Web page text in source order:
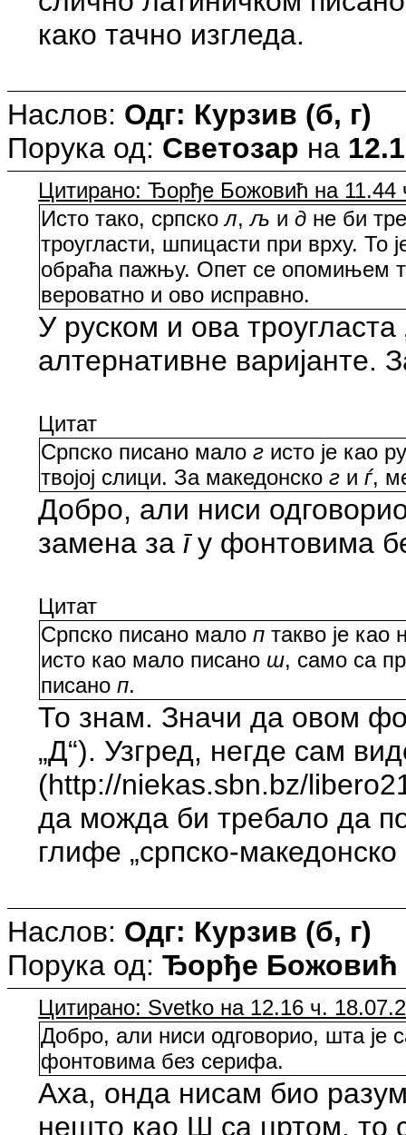
како тачно изгледа.
Наслов: Одг: Курзив (б, г)
Порука од: Светозар на
Цитирано: Ђорђе Божовић на 11.44
Исто тако, српскол,љ ид не би
троугласти, шпицасти при врху. То
обраћа пажњу. Опет се опомињем
вероватно и ово исправно.
У руском и ова троугласта
алтернативне варијанте.
Цитат
Српско писано малог исто је као
твојој слици. За македонског иѓ,
Добро, али ниси
замена заīу фонтовима
Цитат
Српско писано малоп такво је као
исто као мало писано ш, само са
писаноп.
То знам. Значи да овом
„Д“). Узгред, негде сам
(http://niekas.sbn.bz/
да можда би требало да
глифе „српско-македонско
Наслов: Одг: Курзив (б, г)
Порука од: Ђорђе Божовић
Цитирано: Svetko на 12.16 ч.
Добро, али ниси одговорио, шта је
фонтовима без серифа.
Аха, онда нисам био
нешто као Ш са цртом, то